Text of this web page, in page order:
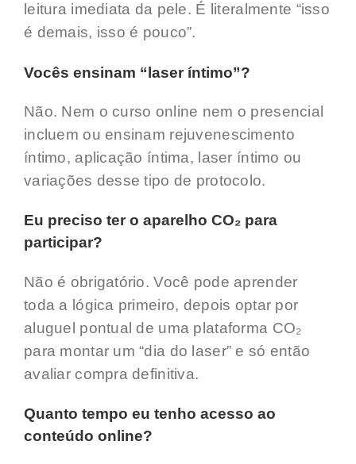
leitura imediata da pele. É literalmente “isso
é demais, isso é pouco”.
Vocês ensinam “laser íntimo”?
Não. Nem o curso online nem o presencial
incluem ou ensinam rejuvenescimento
íntimo, aplicação íntima, laser íntimo ou
variações desse tipo de protocolo.
Eu preciso ter o aparelho CO₂ para
participar?
Não é obrigatório. Você pode aprender
toda a lógica primeiro, depois optar por
aluguel pontual de uma plataforma CO₂
para montar um “dia do laser” e só então
avaliar compra definitiva.
Quanto tempo eu tenho acesso ao
conteúdo online?